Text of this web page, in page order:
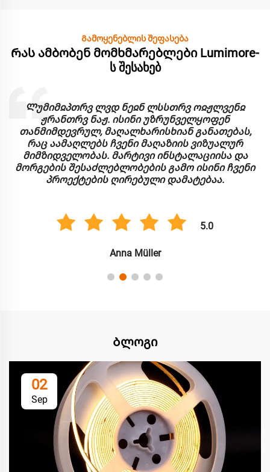
Გამოყენებლის შეფასება
Რას ამბობენ მომხმარებლები Lumimore-
ს შესახებ
Ლუმიმჲპთრვ ლვდ ნეჲნ ლსსთრვ ოჲჟლვენჲ
ჟრანთრვ ნაჟ. ისინი უზრუნველყოფენ
თანმიმდევრულ, მაღალხარისხიან განათებას,
რაც აამაღლებს ჩვენი მაღაზიის ვიზუალურ
მიმზიდველობას. მარტივი ინსტალაციისა და
მორგების შესაძლებლობების გამო ისინი ჩვენი
პროექტების ღირებული დამატებაა.
5.0
Anna Müller
Ბლოგი
02
Sep